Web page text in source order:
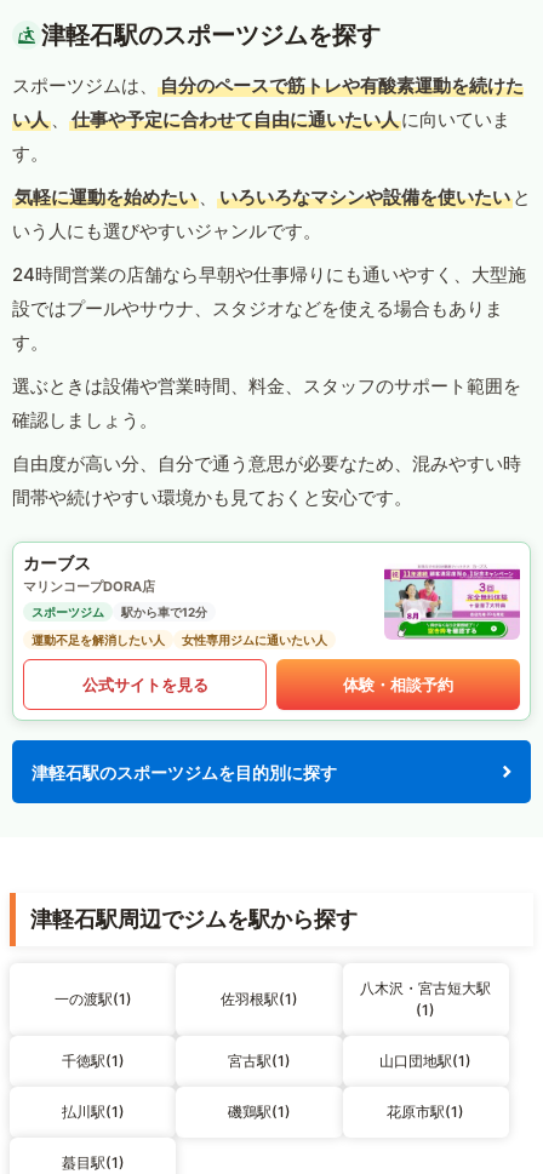
津軽石駅のスポーツジムを探す
スポーツジムは、
自分のペースで筋トレや有酸素運動を続けた
い人 、 仕事や予定に合わせて自由に通いたい人に向いていま
す。
気軽に運動を始めたい 、 いろいろなマシンや設備を使いたい と
いう人にも選びやすいジャンルです。
24時間営業の店舗なら早朝や仕事帰りにも通いやすく、大型施
設ではプールやサウナ、スタジオなどを使える場合もありま
す。
選ぶときは設備や営業時間、料金、スタッフのサポート範囲を
確認しましょう。
自由度が高い分、自分で通う意思が必要なため、混みやすい時
間帯や続けやすい環境かも見ておくと安心です。
カーブス
マリンコープDORA店
スポーツジム
駅から車で12分
運動不足を解消したい人
女性専用ジムに通いたい人
公式サイトを見る 体験・相談予約
津軽石駅のスポーツジムを目的別に探す
津軽石駅周辺でジムを駅から探す
一の渡駅(1) 佐羽根駅(1)
八木沢・宮古短大駅
(1)
千徳駅(1) 宮古駅(1) 山口団地駅(1)
払川駅(1) 磯鶏駅(1) 花原市駅(1)
蟇目駅(1)